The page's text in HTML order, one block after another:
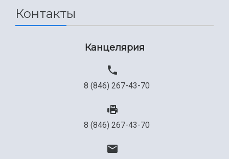
Сведения об образовательной организации
Официальные документы
Контакты
Канцелярия
8 (846) 267-43-70
8 (846) 267-43-70